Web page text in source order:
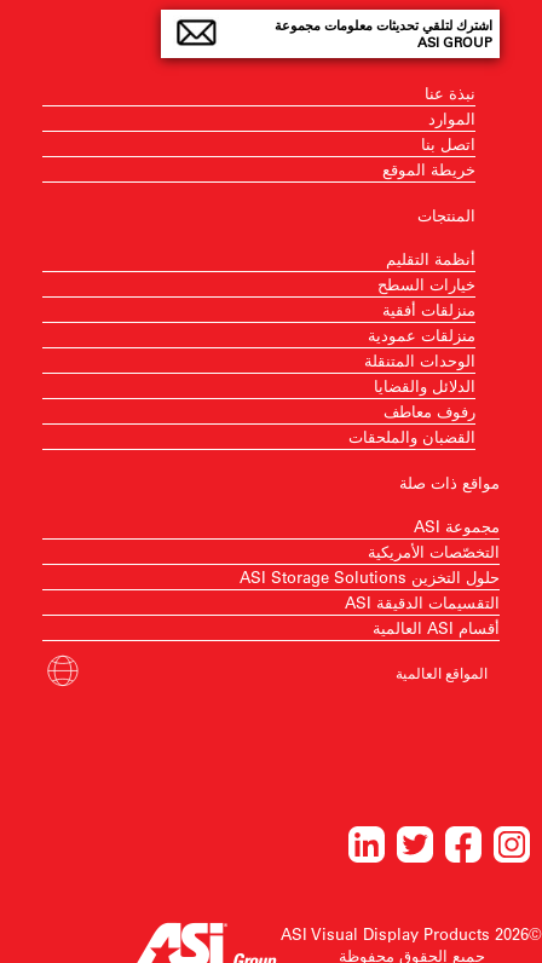
اشترك لتلقي تحديثات معلومات مجموعة
ASI GROUP
نبذة عنا
الموارد
اتصل بنا
خريطة الموقع
المنتجات
أنظمة التقليم
خيارات السطح
منزلقات أفقية
منزلقات عمودية
الوحدات المتنقلة
الدلائل والقضايا
رفوف معاطف
القضبان والملحقات
مواقع ذات صلة
مجموعة ASI
التخصّصات الأمريكية
حلول التخزين ASI Storage Solutions
التقسيمات الدقيقة ASI
أقسام ASI العالمية
المواقع العالمية
©2026 ASI Visual Display Products
جميع الحقوق محفوظة